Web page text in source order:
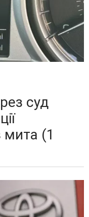
суд
мита (1